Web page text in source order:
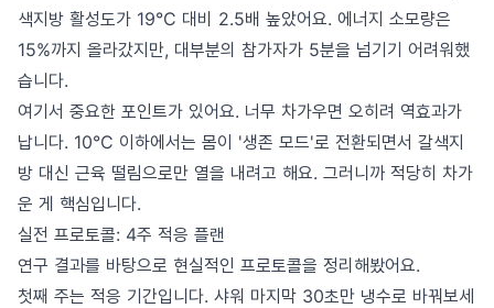
색지방 활성도가 19°C 대비 2.5배 높았어요. 에너지 소모량은
15%까지 올라갔지만, 대부분의 참가자가 5분을 넘기기 어려워했
습니다.
여기서 중요한 포인트가 있어요. 너무 차가우면 오히려 역효과가
납니다. 10°C 이하에서는 몸이 '생존 모드'로 전환되면서 갈색지
방 대신 근육 떨림으로만 열을 내려고 해요. 그러니까 적당히 차가
운 게 핵심입니다.
실전 프로토콜: 4주 적응 플랜
연구 결과를 바탕으로 현실적인 프로토콜을 정리해봤어요.
첫째 주는 적응 기간입니다. 샤워 마지막 30초만 냉수로 바꿔보세